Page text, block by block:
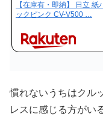
【在庫有・即納】 日立
ックピンク CV-V500 …
慣れないうちはクル
レスに感じる方がい